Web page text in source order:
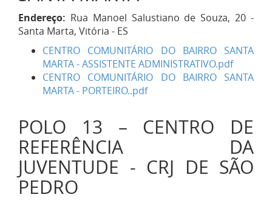
Endereço: Rua Manoel Salustiano de Souza, 20 -
Santa Marta, Vitória - ES
CENTRO COMUNITÁRIO DO BAIRRO SANTA
MARTA - ASSISTENTE ADMINISTRATIVO.pdf
CENTRO COMUNITÁRIO DO BAIRRO SANTA
MARTA - PORTEIRO..pdf
POLO 13 – CENTRO DE
REFERÊNCIA DA
JUVENTUDE - CRJ DE SÃO
PEDRO